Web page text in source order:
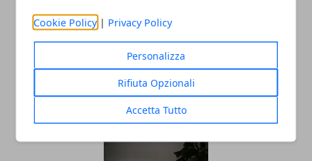
Cookie Policy | Privacy Policy
Personalizza
Rifiuta Opzionali
Accetta Tutto
Linea di moda: gli errori da non fare
prima del lancio